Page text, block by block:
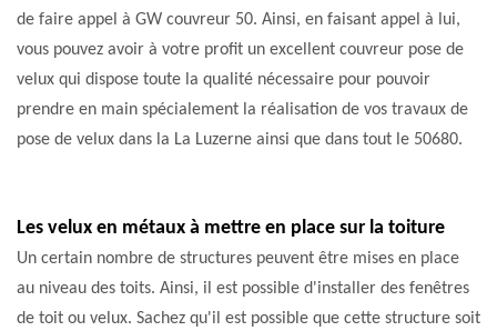
de faire appel à GW couvreur 50. Ainsi, en faisant appel à lui,
vous pouvez avoir à votre profit un excellent couvreur pose de
velux qui dispose toute la qualité nécessaire pour pouvoir
prendre en main spécialement la réalisation de vos travaux de
pose de velux dans la La Luzerne ainsi que dans tout le 50680.
Les velux en métaux à mettre en place sur la toiture
Un certain nombre de structures peuvent être mises en place
au niveau des toits. Ainsi, il est possible d'installer des fenêtres
de toit ou velux. Sachez qu'il est possible que cette structure soit